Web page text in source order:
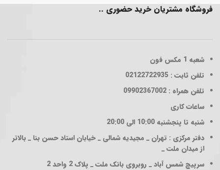
فروشگاه مشتریان خرید حضوری ..
شعبه 1
مکس فون
تلفن ثابت : 02122722935
تلفن همراه : 09902367002
ساعات کاری
شنبه تا پنجشنبه 10:00 الی 20:00
دفتر مرکزی : تهران _ مجیدیه شمالی _ خیابان استاد حسن بنا _ بالاتر
از میدان ملت _
سرپیچ شمس آباد _ روبروی بانک ملت _ پلاک 2 واحد 2